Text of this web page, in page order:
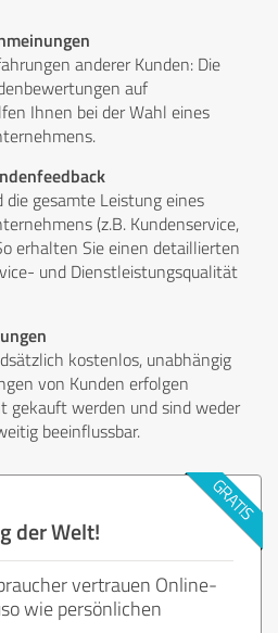
anderer Kunden: Die
auf
Ihnen bei der Wahl eines
die gesamte Leistung eines
(z.B. Kundenservice,
erhalten Sie einen detaillierten
und Dienstleistungsqualität
kostenlos, unabhängig
von Kunden erfolgen
gekauft werden und sind weder
beeinflussbar.
der Welt!
vertrauen Online-
wie persönlichen